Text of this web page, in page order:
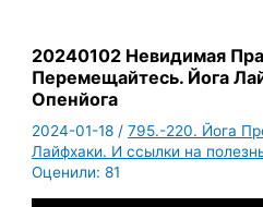
20240102 Невидимая
Перемещайтесь. Йога
Опенйога
2024-01-18/795.-220. Йога
Лайфхаки. И ссылки на
Оценили: 81